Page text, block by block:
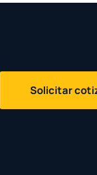
Solicitar